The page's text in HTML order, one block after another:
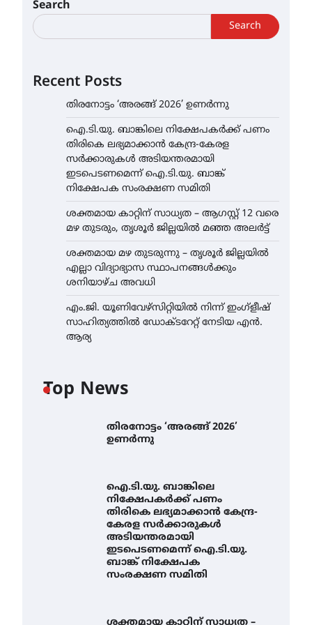
Search
Search
Recent Posts
തിരനോട്ടം ‘അരങ്ങ് 2026’ ഉണർന്നു
ഐ.ടി.യു. ബാങ്കിലെ നിക്ഷേപകർക്ക് പണം
തിരികെ ലഭ്യമാക്കാൻ കേന്ദ്ര-കേരള
സർക്കാരുകൾ അടിയന്തരമായി
ഇടപെടണമെന്ന് ഐ.ടി.യു. ബാങ്ക്
നിക്ഷേപക സംരക്ഷണ സമിതി
ശക്തമായ കാറ്റിന് സാധ്യത – ആഗസ്റ്റ് 12 വരെ
മഴ തുടരും, തൃശൂർ ജില്ലയിൽ മഞ്ഞ അലർട്ട്
ശക്തമായ മഴ തുടരുന്നു – തൃശൂർ ജില്ലയിൽ
എല്ലാ വിദ്യാഭ്യാസ സ്ഥാപനങ്ങൾക്കും
ശനിയാഴ്ച അവധി
എം.ജി. യൂണിവേഴ്‌സിറ്റിയിൽ നിന്ന് ഇംഗ്ളീഷ്
സാഹിത്യത്തിൽ ഡോക്ടറേറ്റ് നേടിയ എൻ.
ആര്യ
Top News
തിരനോട്ടം ‘അരങ്ങ് 2026’
ഉണർന്നു
ഐ.ടി.യു. ബാങ്കിലെ
നിക്ഷേപകർക്ക് പണം
തിരികെ ലഭ്യമാക്കാൻ കേന്ദ്ര-
കേരള സർക്കാരുകൾ
അടിയന്തരമായി
ഇടപെടണമെന്ന് ഐ.ടി.യു.
ബാങ്ക് നിക്ഷേപക
സംരക്ഷണ സമിതി